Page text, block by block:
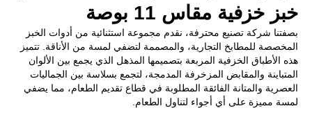
خبز خزفية مقاس 11 بوصة
بصفتنا شركة تصنيع محترفة، نقدم مجموعة استثنائية من أدوات الخبز
المخصصة للمطابخ التجارية، والمصممة لتضفي لمسة من الأناقة. تتميز
هذه الأطباق الخزفية المربعة بتصميمها المذهل الذي يجمع بين الألوان
المتباينة والمقابض المزخرفة المدمجة، لتجمع بسلاسة بين الجماليات
العصرية والمتانة الفائقة المطلوبة في قطاع تقديم الطعام، مما يضفي
لمسة مميزة على أي أجواء لتناول الطعام.